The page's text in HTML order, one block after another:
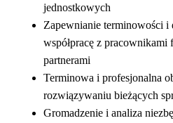
jednostkowych
Zapewnianie terminowości i
współpracę z
partnerami
Terminowa i profesjonalna
rozwiązywaniu bieżących
Gromadzenie i analiza